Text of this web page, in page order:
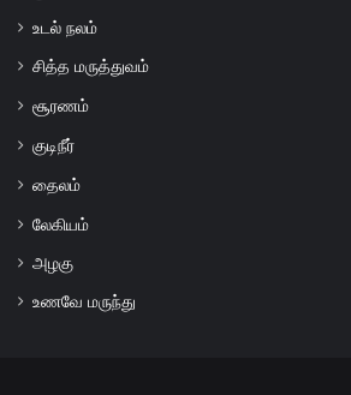
உடல் நலம்
சித்த மருத்துவம்
சூரணம்
குடிநீர்
தைலம்
லேகியம்
அழகு
உணவே மருந்து